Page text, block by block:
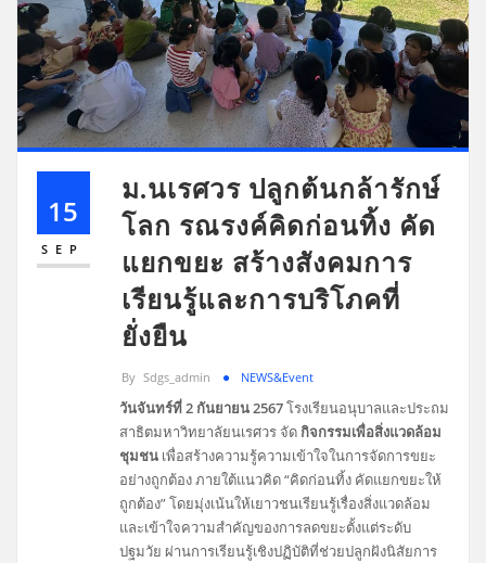
15
SEP
ม.นเรศวร ปลูกต้นกล้ารักษ์
โลก รณรงค์คิดก่อนทิ้ง คัด
แยกขยะ สร้างสังคมการ
เรียนรู้และการบริโภคที่
ยั่งยืน
By Sdgs_admin NEWS&Event
วันจันทร์ที่ 2 กันยายน 2567โรงเรียนอนุบาลและประถม
สาธิตมหาวิทยาลัยนเรศวร จัด กิจกรรมเพื่อสิ่งแวดล้อม
ชุมชน เพื่อสร้างความรู้ความเข้าใจในการจัดการขยะ
อย่างถูกต้อง ภายใต้แนวคิด “คิดก่อนทิ้ง คัดแยกขยะให้
ถูกต้อง” โดยมุ่งเน้นให้เยาวชนเรียนรู้เรื่องสิ่งแวดล้อม
และเข้าใจความสำคัญของการลดขยะตั้งแต่ระดับ
ปฐมวัย ผ่านการเรียนรู้เชิงปฏิบัติที่ช่วยปลูกฝังนิสัยการ